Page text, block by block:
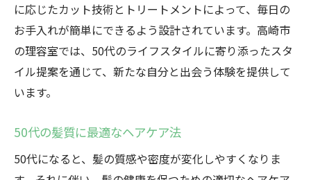
に応じたカット技術とトリートメントによって、毎日の
お手入れが簡単にできるよう設計されています。高崎市
の理容室では、50代のライフスタイルに寄り添ったスタ
イル提案を通じて、新たな自分と出会う体験を提供して
います。
50代の髪質に最適なヘアケア法
50代になると、髪の質感や密度が変化しやすくなりま